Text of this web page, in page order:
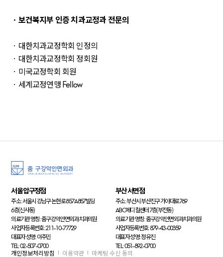
ㆍ보건복지부 인증 치과교정과 전문의
ㆍ대한치과교정학회 인정의
ㆍ대한치과교정학회 정회원
ㆍ미국교정학회 회원
ㆍ세계교정연맹 Fellow
서울 압구정점
주소: 서울시 강남구 논현로 857 A857빌딩
6층(신사동)
의료기관 명칭: 줌구강악안면외과치과의원
사업자등록번호: 211-10-77729
대표자 성명: 이주민
TEL: 02-507-0700
부산 서면점
주소: 부산시 부산진구 가야대로 769
ABC메디컬센터 7층(부전동)
의료기관 명칭: 줌구강악안면외과치과의원
사업자등록번호: 879-43-00359
대표자 성명: 정유진
TEL: 051-892-0700
개인정보처리방침
이용약관 마케팅 수신 동의